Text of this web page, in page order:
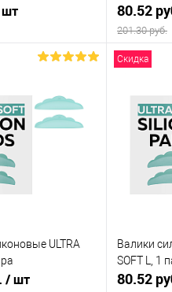
Сравнение
80.52
201.30 руб.
Купить
В
ULTRA
/ шт
Скидка
Валики
SOFT L, 1
80.52